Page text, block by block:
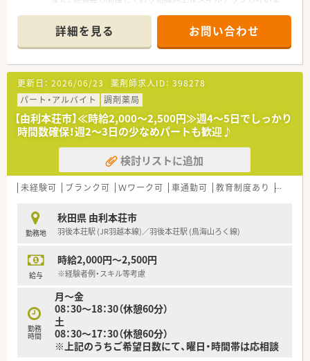
詳細を見る お問い合わせ
更新日： 2026/06/23 薬剤師求人ID： 398278
パート・アルバイト
調剤薬局
【由利本荘市】≪時給2,000～2,500円≫週4～5日でしっかり
時間数確保！週2～3日の少なめパートも歓迎♪
検討リストに追加
未経験可 ブランク可 Ｗワーク可 車通勤可 教育制度あり 大手チ
勤務地
秋田県 由利本荘市
羽後本荘駅 (JR羽越本線)／羽後本荘駅 (鳥海山ろく線)
給与
時給2,000円～2,500円
※経験者例・スキル等考慮
勤務
時間
月～金
08：30～18：30（休憩60分）
土
08：30～17：30（休憩60分）
※上記のうちご希望日数にて、曜日・時間帯は応相談